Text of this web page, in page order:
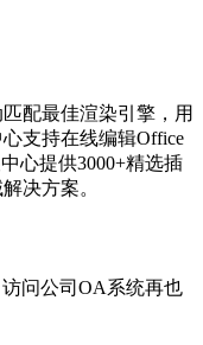
配最佳渲染引擎，用
支持在线编辑Office
心提供3000+精选插
决方案。
访问公司OA系统再也